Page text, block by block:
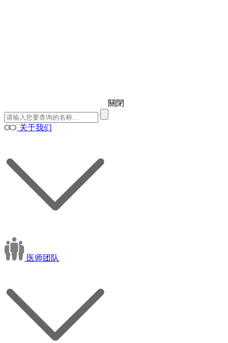
關閉
关于我们
医师团队